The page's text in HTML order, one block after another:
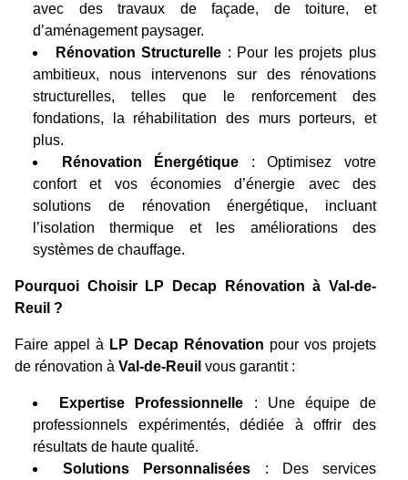
avec des travaux de façade, de toiture, et
d’aménagement paysager.
Rénovation Structurelle : Pour les projets plus
ambitieux, nous intervenons sur des rénovations
structurelles, telles que le renforcement des
fondations, la réhabilitation des murs porteurs, et
plus.
Rénovation Énergétique : Optimisez votre
confort et vos économies d’énergie avec des
solutions de rénovation énergétique, incluant
l’isolation thermique et les améliorations des
systèmes de chauffage.
Pourquoi Choisir LP Decap Rénovation à Val-de-
Reuil ?
Faire appel à LP Decap Rénovation pour vos projets
de rénovation à Val-de-Reuil vous garantit :
Expertise Professionnelle : Une équipe de
professionnels expérimentés, dédiée à offrir des
résultats de haute qualité.
Solutions Personnalisées : Des services